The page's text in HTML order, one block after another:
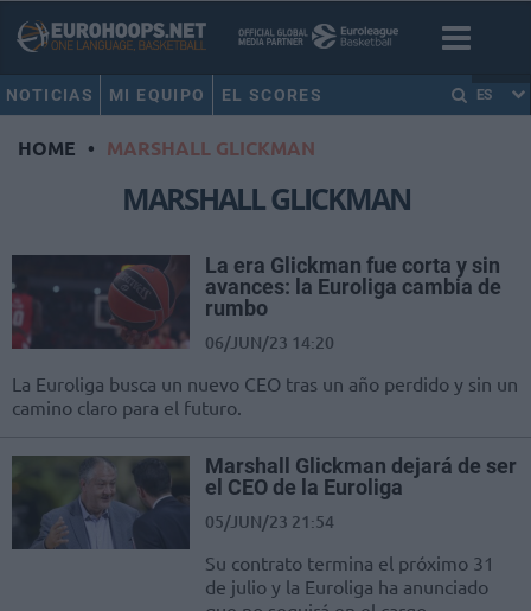
NOTICIAS MI EQUIPO EL SCORES ES
HOME • MARSHALL GLICKMAN
MARSHALL GLICKMAN
La era Glickman fue corta y sin
avances: la Euroliga cambia de
rumbo
06/JUN/23 14:20
La Euroliga busca un nuevo CEO tras un año perdido y sin un
camino claro para el futuro.
Marshall Glickman dejará de ser
el CEO de la Euroliga
05/JUN/23 21:54
Su contrato termina el próximo 31
de julio y la Euroliga ha anunciado